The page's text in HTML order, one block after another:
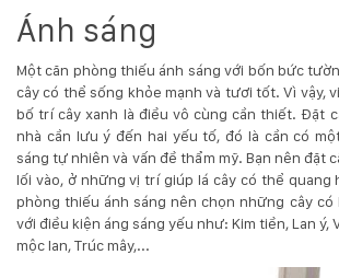
CÂY
HÌNH
ẢNH
LIÊN
HỆ
Ánh sáng
Một căn phòng thiếu ánh sáng với bốn bức
cây có thể sống khỏe mạnh và tươi tốt. Vì vậy,
bố trí cây xanh là điều vô cùng cần thiết. Đặt
nhà cần lưu ý đến hai yếu tố, đó là cần có
sáng tự nhiên và vấn đề thẩm mỹ. Bạn nên đặt
lối vào, ở những vị trí giúp lá cây có thể quang
phòng thiếu ánh sáng nên chọn những cây có
với điều kiện áng sáng yếu như: Kim tiền, Lan ý,
mộc lan, Trúc mây,...